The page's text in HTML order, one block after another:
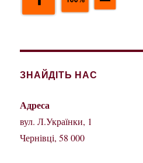
ЗНАЙДІТЬ НАС
Адреса
вул. Л.Українки, 1
Чернівці, 58 000